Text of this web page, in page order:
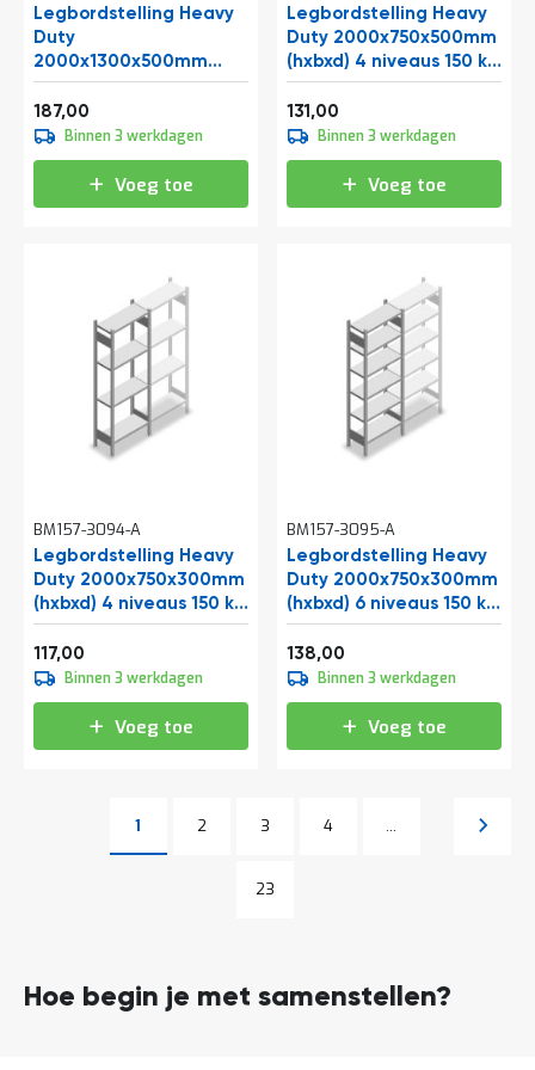
Legbordstelling Heavy
Duty
2000x1300x500mm
(hxbxd) 4 niveaus 250 kg
beginsectie
Vanaf
187,00
Binnen 3 werkdagen
Voeg toe
Legbordstelling Heavy
Duty 2000x750x500mm
(hxbxd) 4 niveaus 150 kg
beginsectie
Vanaf
131,00
Binnen 3 werkdagen
Voeg toe
BM157-3094-A
Legbordstelling Heavy
Duty 2000x750x300mm
(hxbxd) 4 niveaus 150 kg
beginsectie
Vanaf
117,00
Binnen 3 werkdagen
Voeg toe
BM157-3095-A
Legbordstelling Heavy
Duty 2000x750x300mm
(hxbxd) 6 niveaus 150 kg
beginsectie
Vanaf
138,00
Binnen 3 werkdagen
Voeg toe
U lees momenteel pagina
1 Pagina
2 Pagina
3 Pagina
4 ...
Pagina
23
Pagina
Hoe begin je met samenstellen?